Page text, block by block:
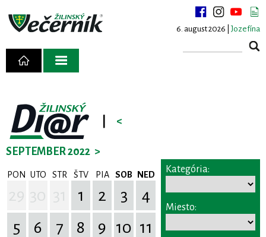
6. august 2026 | Jozefína
<
SEPTEMBER 2022 >
PON UTO STR ŠTV PIA SOB NED
1 2 3
4
5
6 7 8 9 10 11
Kategória:
Miesto: